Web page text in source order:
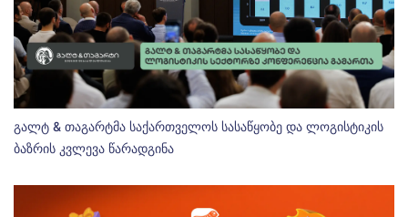
გალტ & თაგარტმა საქართველოს სასაწყობე და ლოგისტიკის
ბაზრის კვლევა წარადგინა